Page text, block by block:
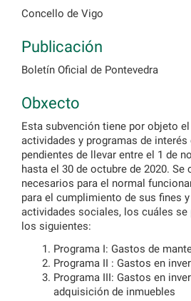
Concello de Vigo
Publicación
Boletín Oficial de Pontevedra
Obxecto
Esta subvención tiene por objeto
actividades y programas de interés
pendientes de llevar entre el 1 de
hasta el 30 de octubre de 2020. Se
necesarios para el normal
para el cumplimiento de sus fines
actividades sociales, los cuáles se
los siguientes:
Programa I: Gastos de
Programa II : Gastos en
Programa III: Gastos en
adquisición de inmuebles